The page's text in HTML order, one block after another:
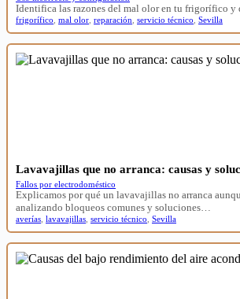
Identifica las razones del mal olor en tu frigorífico y
frigorífico mal olor reparación servicio técnico Sevilla
Lavavajillas que no arranca: causas y
Fallos por electrodoméstico
Explicamos por qué un lavavajillas no arranca
analizando bloqueos comunes y soluciones…
averías lavavajillas servicio técnico Sevilla